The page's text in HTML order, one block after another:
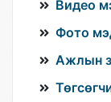
Видео
Фото
Ажлын